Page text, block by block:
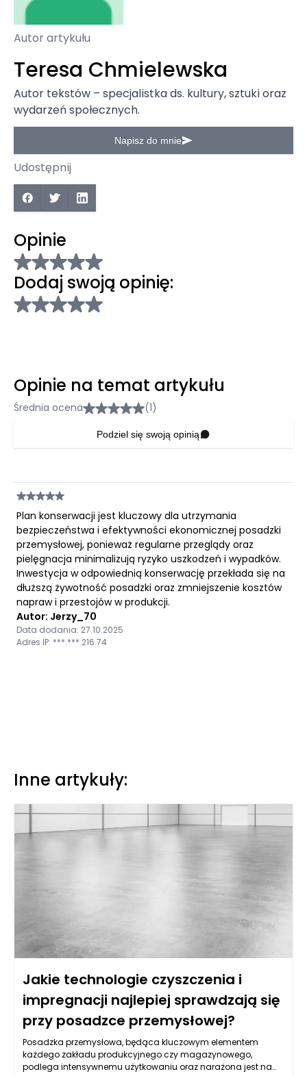
Autor artykułu
Teresa Chmielewska
Autor tekstów – specjalistka ds. kultury, sztuki oraz
wydarzeń społecznych.
Napisz do mnie
Udostępnij
Opinie
Dodaj swoją opinię:
Opinie na temat artykułu
Średnia ocena (1)
Podziel się swoją opinią
Plan konserwacji jest kluczowy dla utrzymania
bezpieczeństwa i efektywności ekonomicznej posadzki
przemysłowej, ponieważ regularne przeglądy oraz
pielęgnacja minimalizują ryzyko uszkodzeń i wypadków.
Inwestycja w odpowiednią konserwację przekłada się na
dłuższą żywotność posadzki oraz zmniejszenie kosztów
napraw i przestojów w produkcji.
Autor: Jerzy_70
Data dodania: 27.10.2025
Adres IP: ***.***.216.74
Inne artykuły:
Jakie technologie czyszczenia i
impregnacji najlepiej sprawdzają się
przy posadzce przemysłowej?
Posadzka przemysłowa, będąca kluczowym elementem
każdego zakładu produkcyjnego czy magazynowego,
podlega intensywnemu użytkowaniu oraz narażona jest na